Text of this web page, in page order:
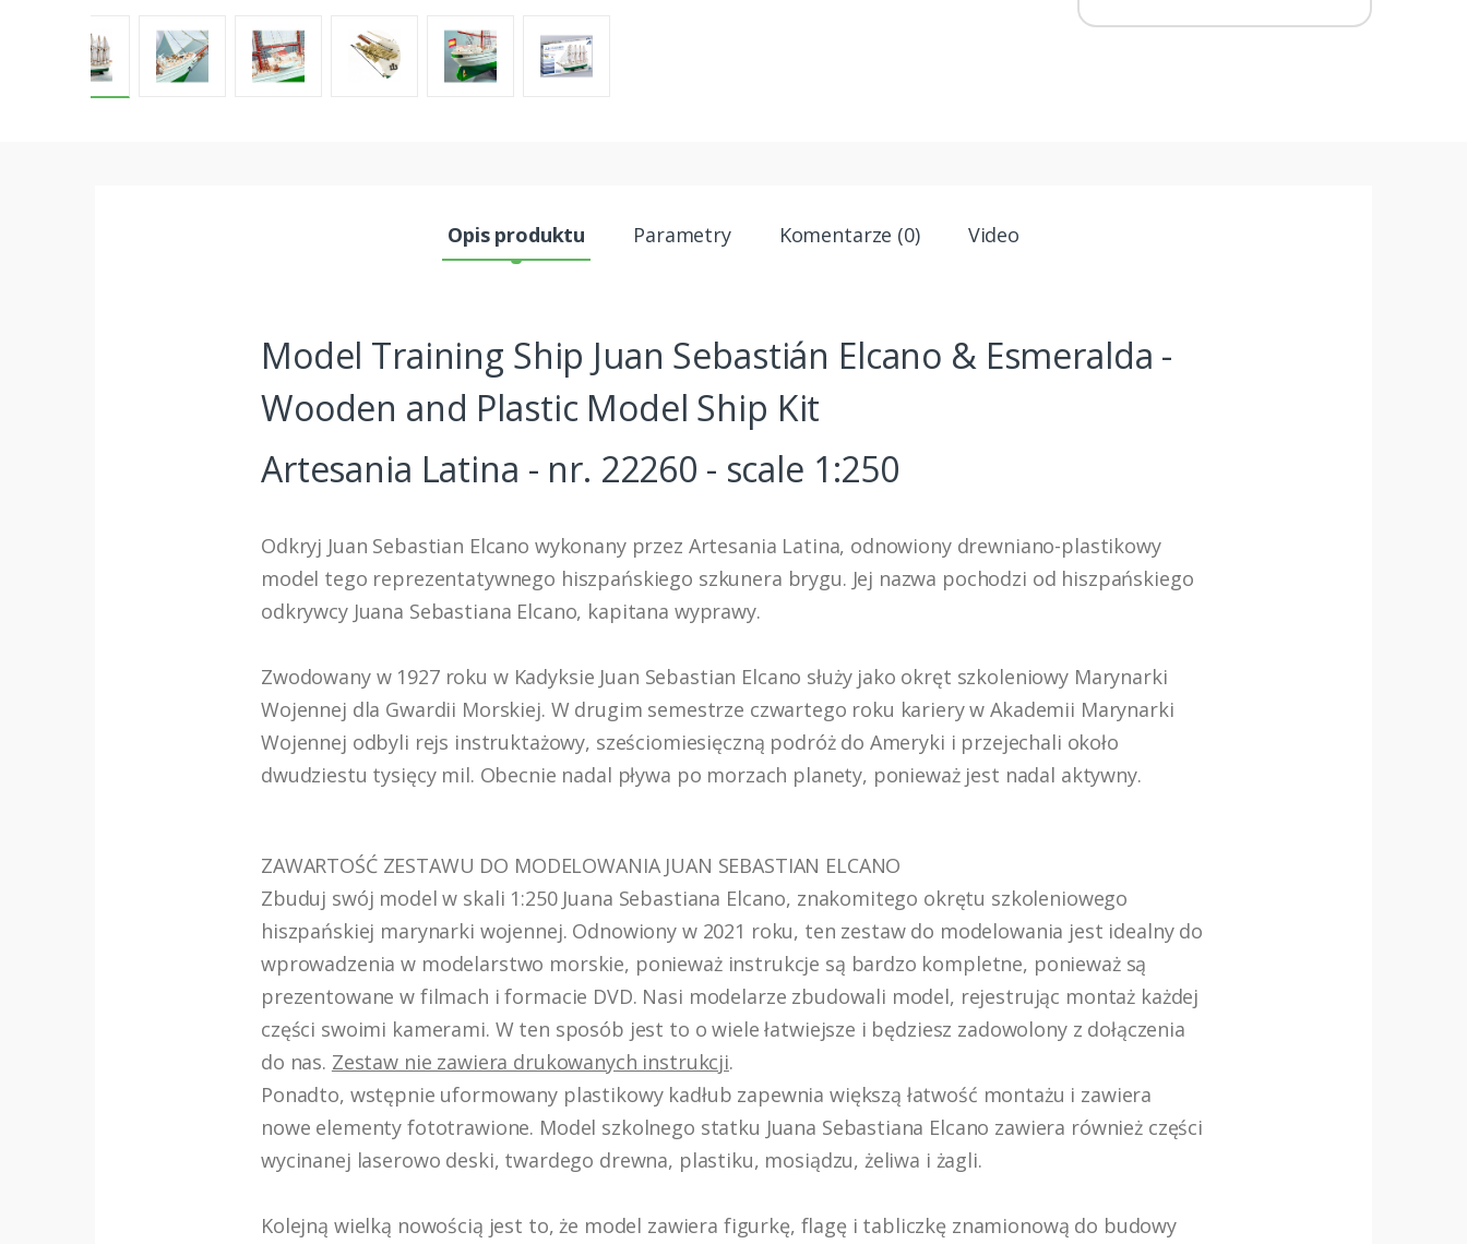
Opis produktu Parametry Komentarze (0) Video
Model Training Ship Juan Sebastián Elcano & Esmeralda -
Wooden and Plastic Model Ship Kit
Artesania Latina - nr. 22260 - scale 1:250
Odkryj Juan Sebastian Elcano wykonany przez Artesania Latina, odnowiony drewniano-plastikowy
model tego reprezentatywnego hiszpańskiego szkunera brygu. Jej nazwa pochodzi od hiszpańskiego
odkrywcy Juana Sebastiana Elcano, kapitana wyprawy.
Zwodowany w 1927 roku w Kadyksie Juan Sebastian Elcano służy jako okręt szkoleniowy Marynarki
Wojennej dla Gwardii Morskiej. W drugim semestrze czwartego roku kariery w Akademii Marynarki
Wojennej odbyli rejs instruktażowy, sześciomiesięczną podróż do Ameryki i przejechali około
dwudziestu tysięcy mil. Obecnie nadal pływa po morzach planety, ponieważ jest nadal aktywny.
ZAWARTOŚĆ ZESTAWU DO MODELOWANIA JUAN SEBASTIAN ELCANO
Zbuduj swój model w skali 1:250 Juana Sebastiana Elcano, znakomitego okrętu szkoleniowego
hiszpańskiej marynarki wojennej. Odnowiony w 2021 roku, ten zestaw do modelowania jest idealny do
wprowadzenia w modelarstwo morskie, ponieważ instrukcje są bardzo kompletne, ponieważ są
prezentowane w filmach i formacie DVD. Nasi modelarze zbudowali model, rejestrując montaż każdej
części swoimi kamerami. W ten sposób jest to o wiele łatwiejsze i będziesz zadowolony z dołączenia
do nas. Zestaw nie zawiera drukowanych instrukcji.
Ponadto, wstępnie uformowany plastikowy kadłub zapewnia większą łatwość montażu i zawiera
nowe elementy fototrawione. Model szkolnego statku Juana Sebastiana Elcano zawiera również części
wycinanej laserowo deski, twardego drewna, plastiku, mosiądzu, żeliwa i żagli.
Kolejną wielką nowością jest to, że model zawiera figurkę, flagę i tabliczkę znamionową do budowy